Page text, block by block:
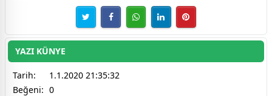
YAZI KÜNYE
Tarih:
1.1.2020 21:35:32
Beğeni: 0